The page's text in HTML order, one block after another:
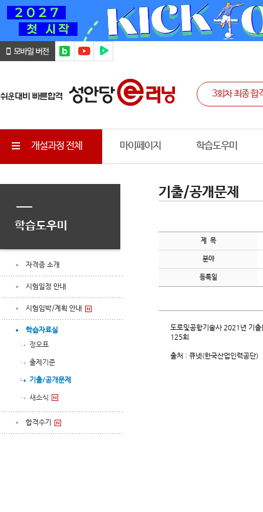
개설과정 전체 마이페이지 학습도우미
학습도우미
자격증 소개
시험일정 안내
시험임박/계획 안내
학습자료실
정오표
출제기준
기출/공개문제
새소식
합격수기
기출/공개문제
제 목
분야
등록일
도로및공항기술사 2021년 기
125회
출처 : 큐넷(한국산업인력공단)